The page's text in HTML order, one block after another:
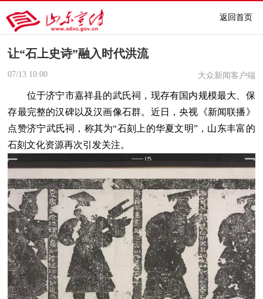
返回首页
让“石上史诗”融入时代洪流
07/13 10:00 大众新闻客户端
位于济宁市嘉祥县的武氏祠，现存有国内规模最大、保
存最完整的汉碑以及汉画像石群。近日，央视《新闻联播》
点赞济宁武氏祠，称其为“石刻上的华夏文明”，山东丰富的
石刻文化资源再次引发关注。